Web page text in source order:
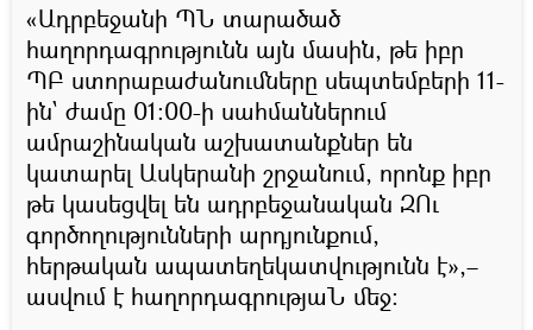
«Ադրբեջանի ՊՆ տարածած
հաղորդագրությունն այն մասին, թե իբր
ՊԲ ստորաբաժանումները սեպտեմբերի 11-
ին` ժամը 01:00-ի սահմաններում
ամրաշինական աշխատանքներ են
կատարել Ասկերանի շրջանում, որոնք իբր
թե կասեցվել են ադրբեջանական ԶՈւ
գործողությունների արդյունքում,
հերթական ապատեղեկատվությունն է»,–
ասվում է հաղորդագրությաՆ մեջ։